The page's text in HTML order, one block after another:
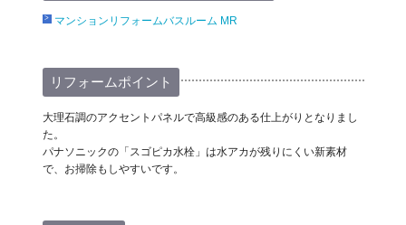
マンションリフォームバスルーム MR
リフォームポイント
大理石調のアクセントパネルで高級感のある仕上がりとなりまし
た。
パナソニックの「スゴピカ水栓」は水アカが残りにくい新素材
で、お掃除もしやすいです。